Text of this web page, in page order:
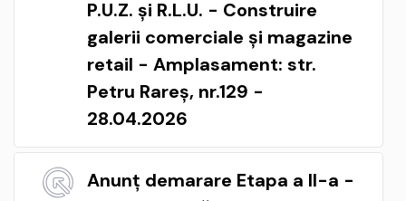
P.U.Z. și R.L.U. - Construire
galerii comerciale și magazine
retail - Amplasament: str.
Petru Rareș, nr.129 -
28.04.2026
Anunț demarare Etapa a II-a -